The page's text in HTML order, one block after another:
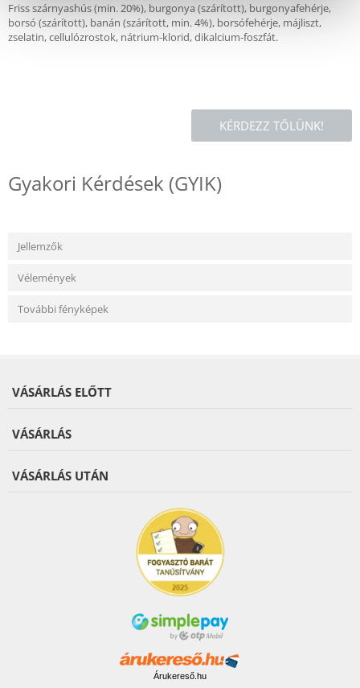
Friss szárnyashús (min. 20%), burgonya (szárított), burgonyafehérje,
borsó (szárított), banán (szárított, min. 4%), borsófehérje, májliszt,
zselatin, cellulózrostok, nátrium-klorid, dikalcium-foszfát.
KÉRDEZZ TŐLÜNK!
Gyakori Kérdések (GYIK)
Jellemzők
Vélemények
További fényképek
VÁSÁRLÁS ELŐTT
VÁSÁRLÁS
VÁSÁRLÁS UTÁN
Árukereső.hu